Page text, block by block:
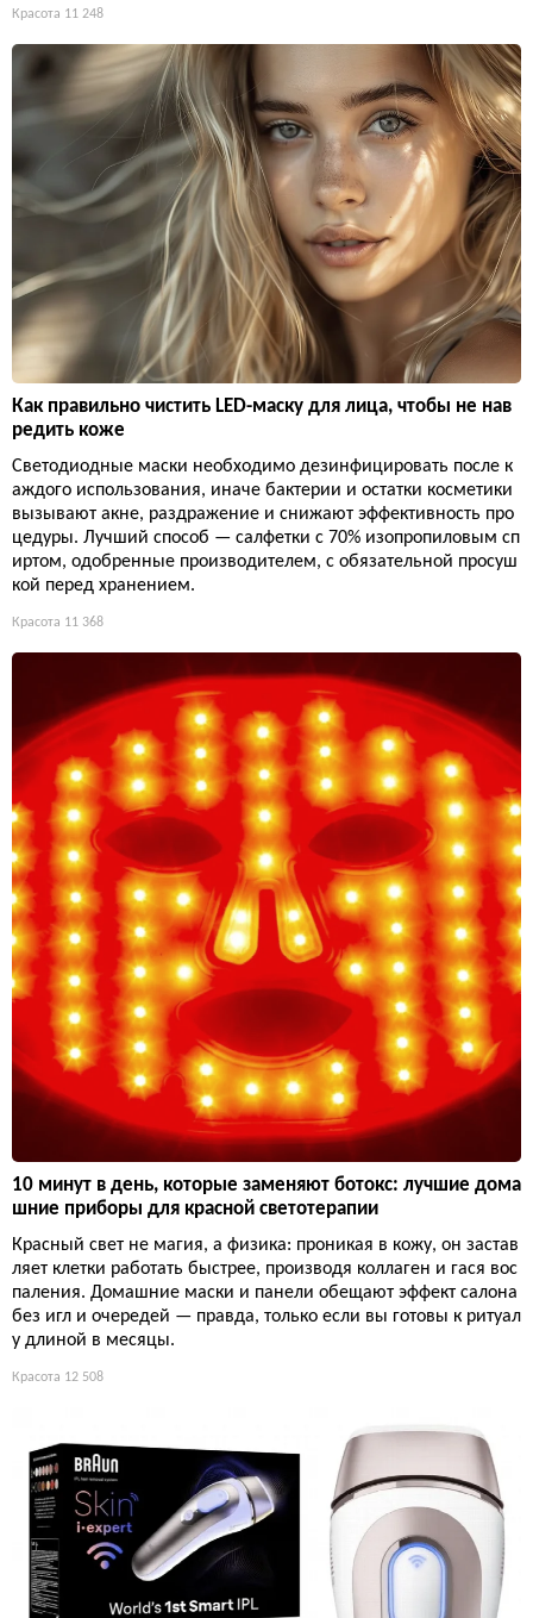
Красота 11 248
Как правильно чистить LED-маску для лица, чтобы не нав
редить коже
Светодиодные маски необходимо дезинфицировать после к
аждого использования, иначе бактерии и остатки косметики
вызывают акне, раздражение и снижают эффективность про
цедуры. Лучший способ — салфетки с 70% изопропиловым сп
иртом, одобренные производителем, с обязательной просуш
кой перед хранением.
Красота 11 368
10 минут в день, которые заменяют ботокс: лучшие дома
шние приборы для красной светотерапии
Красный свет не магия, а физика: проникая в кожу, он застав
ляет клетки работать быстрее, производя коллаген и гася вос
паления. Домашние маски и панели обещают эффект салона
без игл и очередей — правда, только если вы готовы к ритуал
у длиной в месяцы.
Красота 12 508